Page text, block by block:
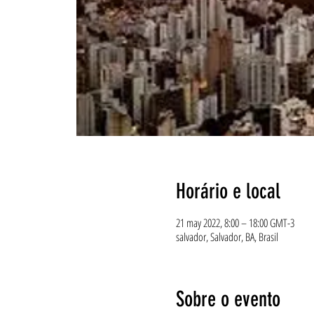
Horário e local
21 may 2022, 8:00 – 18:00 GMT-3
salvador, Salvador, BA, Brasil
Sobre o evento